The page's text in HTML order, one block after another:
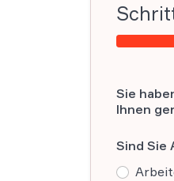
Sie
Ihnen
Sind Sie